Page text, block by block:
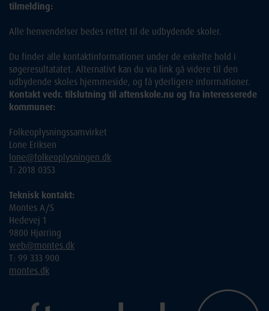
tilmelding:
Alle henvendelser bedes rettet til de udbydende skoler.
Du finder alle kontaktinformationer under de enkelte hold i
søgeresultatatet. Alternativt kan du via link gå videre til den
udbydende skoles hjemmeside, og få yderligere informationer.
Kontakt vedr. tilslutning til aftenskole.nu og fra interesserede
kommuner:
Folkeoplysningssamvirket
Lone Eriksen
lone@folkeoplysningen.dk
T: 2018 0353
Teknisk kontakt:
Montes A/S
Hedevej 1
9800 Hjørring
web@montes.dk
T: 99 333 900
montes.dk